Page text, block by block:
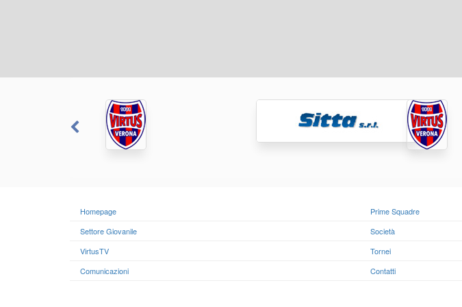
Homepage
Prime Squadre
Settore Giovanile
Società
VirtusTV
Tornei
Comunicazioni
Contatti